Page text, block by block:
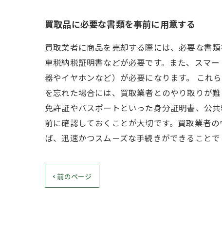
買取品に必要な書類を事前に用意する
買取業者に商品を売却する際には、必要な書
車税納税証明書などが必要です。また、スマ
器やイヤホンなど）が必要になります。 これ
を忘れた場合には、買取業者とのやり取りが
免許証やパスポートといった身分証明書、公
前に確認しておくことが大切です。買取業者
ば、迅速かつスムーズな手続きができることで
< 前のページ